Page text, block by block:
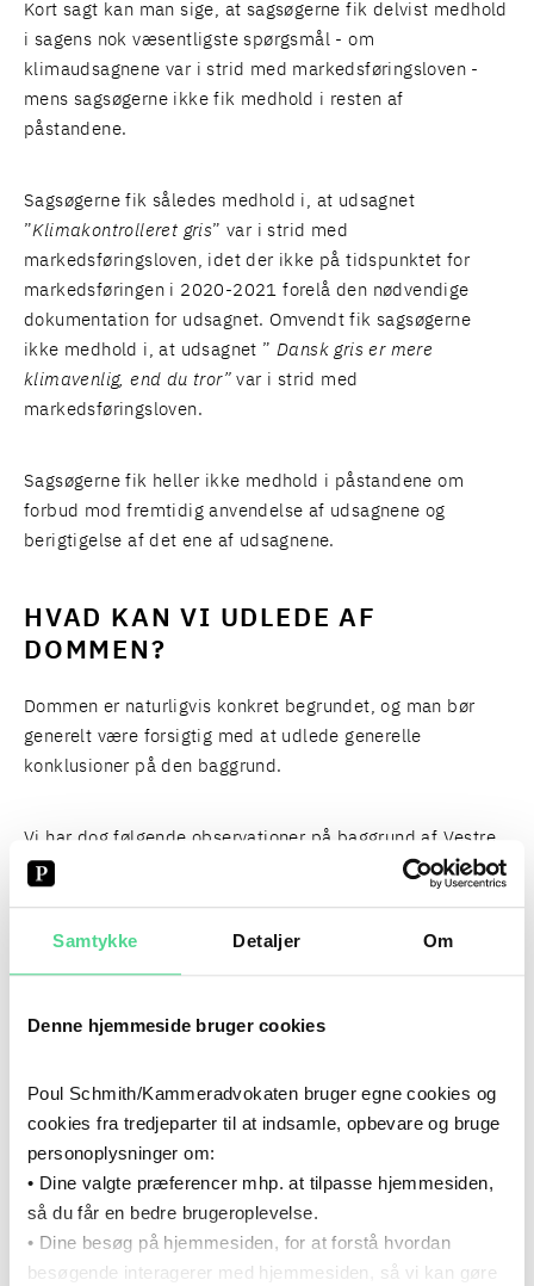
Samtykke Detaljer Om
Denne hjemmeside bruger cookies
Poul Schmith/Kammeradvokaten bruger egne cookies og
cookies fra tredjeparter til at indsamle, opbevare og bruge
personoplysninger om:
• Dine valgte præferencer mhp. at tilpasse hjemmesiden,
så du får en bedre brugeroplevelse.
• Dine besøg på hjemmesiden, for at forstå hvordan
besøgende interagerer med hjemmesiden, så vi kan gøre
Kort sagt kan man sige, at sagsøgerne fik delvist medhold
i sagens nok væsentligste spørgsmål - om
klimaudsagnene var i strid med markedsføringsloven -
mens sagsøgerne ikke fik medhold i resten af
påstandene.
Sagsøgerne fik således medhold i, at udsagnet
”Klimakontrolleret gris” var i strid med
markedsføringsloven, idet der ikke på tidspunktet for
markedsføringen i 2020-2021 forelå den nødvendige
dokumentation for udsagnet. Omvendt fik sagsøgerne
ikke medhold i, at udsagnet ” Dansk gris er mere
klimavenlig, end du tror”var i strid med
markedsføringsloven.
Sagsøgerne fik heller ikke medhold i påstandene om
forbud mod fremtidig anvendelse af udsagnene og
berigtigelse af det ene af udsagnene.
HVAD KAN VI UDLEDE AF
DOMMEN?
Dommen er naturligvis konkret begrundet, og man bør
generelt være forsigtig med at udlede generelle
konklusioner på den baggrund.
Vi har dog følgende observationer på baggrund af Vestre
Landsrets dom:
Højesterets praksis om dokumentation gælder
også for klimaudsagn.
dokumentationskravene i markedsføringslovens §
domme, begge fra 2015. Det betyder, at
dokumentationen for klimaudsagn skal mere end
blot sandsynliggøre rigtigheden af oplysningerne, og
at dokumentationskravene bl.a. fastlægges på
baggrund af hhv. det konkrete klimaudsagn og
konkrete produkt, der markedsføres.
Relative udsagn skal (også) dokumenteres.